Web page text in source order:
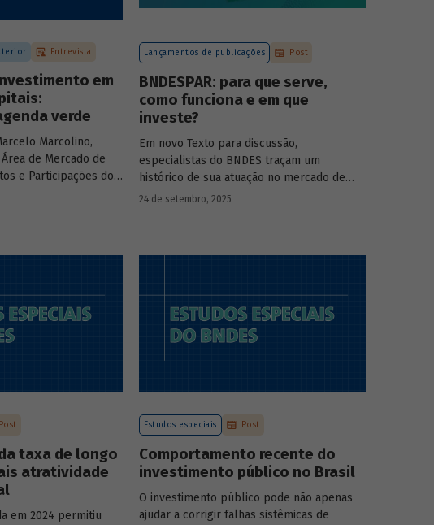
Entrevista
em
verde
Marcolino,
de Mercado de
e Participações do
de duas das
no
a nova estratégia do
investidas.
Lançamentos de publicações Post
BNDESPAR: para que serve,
como funciona e em que
investe?
Em novo Texto para discussão,
especialistas do BNDES traçam um
histórico de sua atuação no mercado de
capitais, apontando a importância dessa
24 de setembro, 2025
Post
taxa de longo
atratividade
em 2024 permitiu
Estudos especiais Post
Comportamento recente do
investimento público no Brasil
O investimento público pode não apenas
ajudar a corrigir falhas sistêmicas de